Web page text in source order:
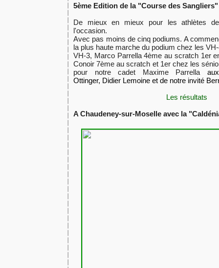
5ème Edition de la "Course des
De mieux en mieux pour les athlètes
l'occasion.
Avec pas moins de cinq podiums. A
la plus haute marche du podium chez les
VH-3, Marco Parrella 4ème au scratch 1er
Conoir 7ème au scratch et 1er chez les
pour notre cadet Maxime Parrella
Ottinger, Didier Lemoine et de notre invité
Les résultats
A Chaudeney-sur-Moselle avec la